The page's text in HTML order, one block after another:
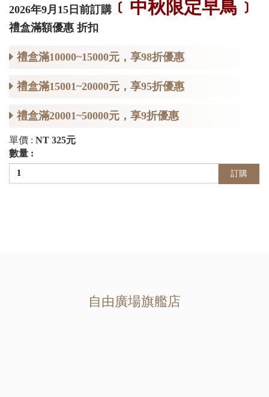
2026年9月15日前訂購﹝中秋限定早鳥﹞
禮盒滿額優惠 折扣
禮盒滿10000~15000元，享98折優惠
禮盒滿15001~20000元，享95折優惠
禮盒滿20001~50000元，享9折優惠
單價 : NT 325元
數量 :
訂購
自由廣場旗艦店